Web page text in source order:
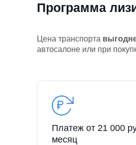
Программа
Цена транспорта
автосалоне или при
Платеж от 21 000
месяц